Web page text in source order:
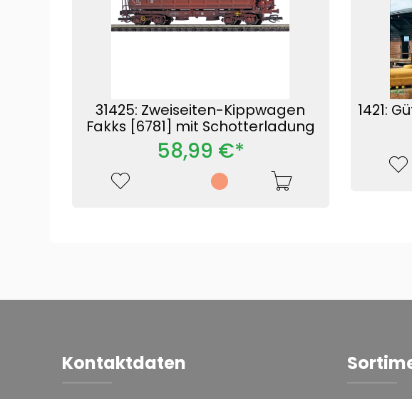
31425: Zweiseiten-Kippwagen
Fakks [6781] mit Schotterladung
58,99 €*
1421:
Kontaktdaten